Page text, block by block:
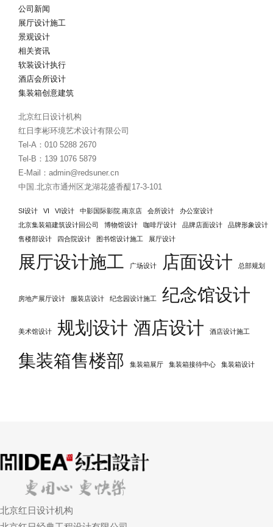
公司新闻
展厅设计施工
景观设计
相关资讯
软装设计执行
酒店会所设计
集装箱创意建筑
北京红日设计机构
红日李彬环境艺术设计有限公司
Tel-A：010 5288 2670
Tel-B：139 1076 5879
E-Mail：admin@redsuner.cn
中国.北京市通州区龙湖花盛香醍17-3-101
SI设计 VI VI设计 中影国际影院.南京店 会所设计
办公室设计
北京集装箱建筑设计回公司
博物馆设计 咖啡厅设计 品牌店面设计
品牌形象设计
售楼部设计
四合院设计 图书馆设计施工 展厅设计
展厅设计施工 广场设计 店面设计 总部规划
房地产展厅设计 服装店设计 纪念园设计施工 纪念馆设计
美术馆设计 规划设计 酒店设计 酒店设计施工
集装箱售楼部 集装箱展厅 集装箱接待中心 集装箱设计
北京红日设计机构